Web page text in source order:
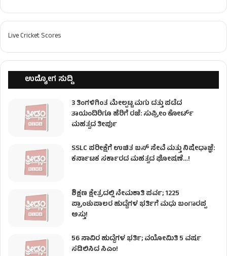
Live Cricket Scores
ಉದ್ಯೋಗ ಸುದ್ದಿ
3 ತಿಂಗಳಿಗಿಂತ ಮೇಲ್ಪಟ್ಟ ಮಗು ದತ್ತು ಪಡೆದ
ತಾಯಂದಿರಿಗೂ ಹೆರಿಗೆ ರಜೆ: ಸುಪ್ರೀಂ ಕೋರ್ಟ್
ಮಹತ್ವದ ತೀರ್ಪು
SSLC ಪರೀಕ್ಷೆಗೆ ಉಚಿತ ಬಸ್ ಸೇವೆ ಮತ್ತು ನಿಷೇಧಾಜ್ಞೆ:
ಕರ್ನಾಟಕ ಸರ್ಕಾರದ ಮಹತ್ವದ ಘೋಷಣೆ…!
ಶಿಕ್ಷಣ ಕ್ಷೇತ್ರದಲ್ಲಿ ನೇಮಕಾತಿ ಪರ್ವ; 1225
ಪ್ರಾಂಶುಪಾಲರ ಹುದ್ದೆಗಳ ಭರ್ತಿಗೆ ಮಧು ಬಂಗಾರಪ್ಪ
ಅಸ್ತು!
56 ಸಾವಿರ ಹುದ್ದೆಗಳ ಭರ್ತಿ; ವಯೋಮಿತಿ 5 ವರ್ಷ
ಸಡಿಲಿಸಿದ ಸಿಎಂ!